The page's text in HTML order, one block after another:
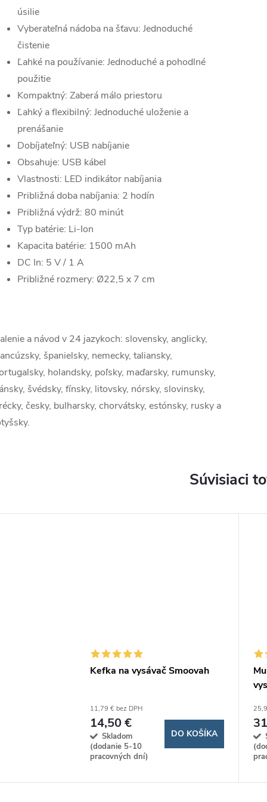
úsilie
Vyberateľná nádoba na šťavu: Jednoduché
čistenie
Ľahké na používanie: Jednoduché a pohodlné
použitie
Kompaktný: Zaberá málo priestoru
Ľahký a flexibilný: Jednoduché uloženie a
prenášanie
Dobíjateľný: USB nabíjanie
Obsahuje: USB kábel
Vlastnosti: LED indikátor nabíjania
Približná doba nabíjania: 2 hodín
Približná výdrž: 80 minút
Typ batérie: Li-Ion
Kapacita batérie: 1500 mAh
DC In: 5 V / 1 A
Približné rozmery: Ø22,5 x 7 cm
a návod v 24 jazykoch: slovensky, anglicky,
španielsky, nemecky, taliansky,
holandsky, poľsky, maďarsky, rumunsky,
švédsky, fínsky, litovsky, nórsky, slovinsky,
česky, bulharsky, chorvátsky, estónsky, rusky a
Súvisiaci
Kefka na vysávač Smoovah
11,79 € bez DPH
14,50 €
Skladom
(dodanie 5-10
pracovných dní)
DO KOŠÍKA